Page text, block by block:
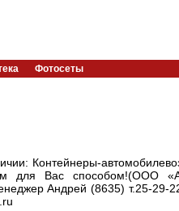
Фотосеты
Контейнеры-
для Вас способом!(ООО
Андрей (8635) т.25-